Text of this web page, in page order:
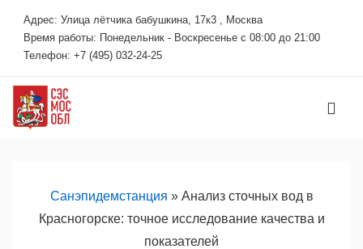
Перейти
содержимому
Адрес: Улица лётчика бабушкина, 17к3 , Москва
Время работы: Понедельник - Воскресенье с 08:00 до 21:00
Телефон: +7 (495) 032-24-25
Санэпидемстанция » Анализ сточных вод в
Красногорске: точное исследование качества и
показателей